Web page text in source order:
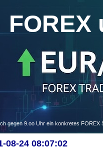
FOREX
gegen 9.oo Uhr ein konkretes
08-24 08:07:02